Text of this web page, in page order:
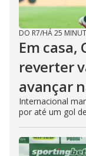
DO R7/HÁ 25
Em
reverter
avançar
Internacional
por até um gol